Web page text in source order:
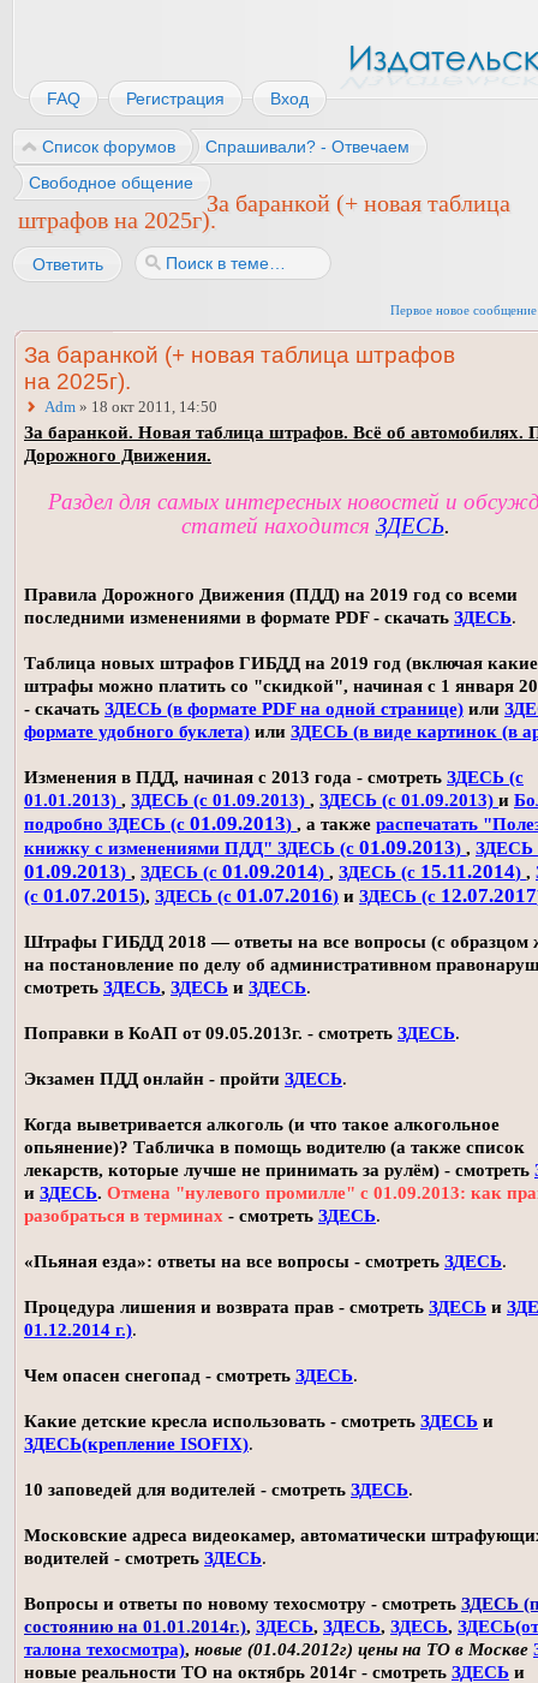
FAQ Регистрация Вход
Список форумов
Спрашивали? - Отвечаем
Свободное общение
За баранкой (+ новая таблица
штрафов на 2025г).
Ответить
Первое новое сообщение
За баранкой (+ новая таблица штрафов
на 2025г).
Adm » 18 окт 2011, 14:50
За баранкой. Новая таблица штрафов. Всё об автомобилях.
Дорожного Движения.
Раздел для самых интересных новостей и
статей находится ЗДЕСЬ.
Правила Дорожного Движения (ПДД) на 2019 год со всеми
последними изменениями в формате PDF - скачать ЗДЕСЬ.
Таблица новых штрафов ГИБДД на 2019 год (включая какие
штрафы можно платить со "скидкой", начиная с 1 января
- скачать ЗДЕСЬ (в формате PDF на одной странице) или
формате удобного буклета) или ЗДЕСЬ (в виде картинок (в
Изменения в ПДД, начиная с 2013 года - смотреть ЗДЕСЬ (с
01.01.2013) , ЗДЕСЬ (с 01.09.2013) , ЗДЕСЬ (с 01.09.2013) и
подробно ЗДЕСЬ (с 01.09.2013) , а также распечатать
книжку с изменениями ПДД" ЗДЕСЬ (с 01.09.2013) , ЗДЕСЬ
01.09.2013) , ЗДЕСЬ (с 01.09.2014) , ЗДЕСЬ (с 15.11.2014) ,
(с 01.07.2015), ЗДЕСЬ (с 01.07.2016) и ЗДЕСЬ (с 12.07.2017
Штрафы ГИБДД 2018 — ответы на все вопросы (с образцом
на постановление по делу об административном
смотреть ЗДЕСЬ, ЗДЕСЬ и ЗДЕСЬ.
Поправки в КоАП от 09.05.2013г. - смотреть ЗДЕСЬ.
Экзамен ПДД онлайн - пройти ЗДЕСЬ.
Когда выветривается алкоголь (и что такое алкогольное
опьянение)? Табличка в помощь водителю (а также список
лекарств, которые лучше не принимать за рулём) - смотреть
и ЗДЕСЬ. Отмена "нулевого промилле" с 01.09.2013: как
разобраться в терминах - смотреть ЗДЕСЬ.
«Пьяная езда»: ответы на все вопросы - смотреть ЗДЕСЬ.
Процедура лишения и возврата прав - смотреть ЗДЕСЬ и
01.12.2014 г.).
Чем опасен снегопад - смотреть ЗДЕСЬ.
Какие детские кресла использовать - смотреть ЗДЕСЬ и
ЗДЕСЬ(крепление ISOFIX).
10 заповедей для водителей - смотреть ЗДЕСЬ.
Московские адреса видеокамер, автоматически
водителей - смотреть ЗДЕСЬ.
Вопросы и ответы по новому техосмотру - смотреть ЗДЕСЬ
состоянию на 01.01.2014г.), ЗДЕСЬ, ЗДЕСЬ, ЗДЕСЬ,
талона техосмотра), новые (01.04.2012г) цены на ТО в Москве
новые реальности ТО на октябрь 2014г - смотреть ЗДЕСЬ и